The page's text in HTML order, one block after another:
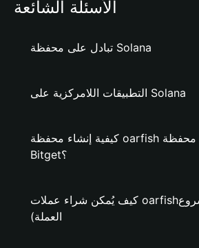
الأسئلة الشائعة
تبادل على محفظة Solana
التطبيقات اللامركزية على Solana
كيفية إنشاء محفظة oarfish على محفظة
Bitget؟
كيف يُمكن شراء عملات oarfish؟ (فقط لمشروع
العملة)